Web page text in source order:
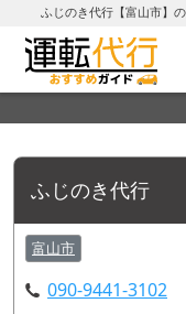
ふじのき代行【富山市】
ふじのき代行
富山市
090-9441-3102